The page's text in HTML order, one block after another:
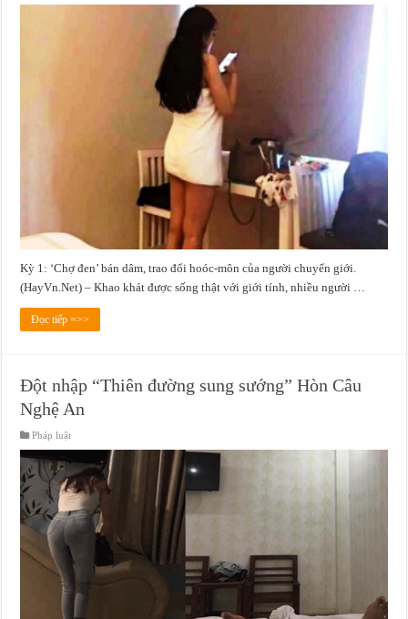
Kỳ 1: ‘Chợ đen’ bán dâm, trao đổi hoóc-môn của người chuyển giới.
(HayVn.Net) – Khao khát được sống thật với giới tính, nhiều người …
Đọc tiếp =>>
Đột nhập “Thiên đường sung sướng” Hòn Câu
Nghệ An
Pháp luật